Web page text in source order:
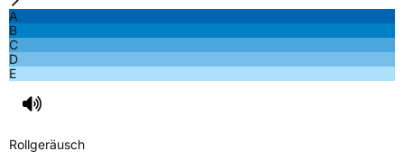
EPREL ID
Allgemeine Produktsicherheit (GPSR)
A
B
C
D
E
Rollgeräusch